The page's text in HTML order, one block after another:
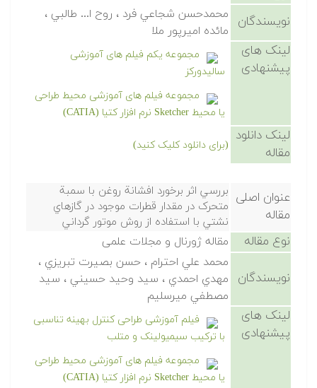
نویسندگان
محمدحسن شجاعي فرد ، روح ا... طالبي ،
مائده اميرپور ملا
لینک های
پیشنهادی
مجموعه یکم فیلم های آموزشی
سالیدورکز
مجموعه فیلم های آموزشی محیط طراحی
یا محیط Sketcher نرم افزار کتیا (CATIA)
لینک دانلود
مقاله
(برای دانلود کلیک کنید)
عنوان اصلی
مقاله
بررسي اثر برخورد افشانة روغن با سمبة
متحرک در مقدار قطرات موجود در گازهاي
نشتي با استفاده از روش موتور گرداني
نوع مقاله مقاله ژورنال و مجلات علمی
نویسندگان
محمد علي احترام ، حسن بصيرت تبريزي ،
مهدي احمدي ، سيد وحيد حسيني ، سيد
مصطفي ميرسليم
لینک های
پیشنهادی
فیلم آموزشی طراحی کنترل بهینه تناسبی
با ترکیب سیمیولینک و متلب
مجموعه فیلم های آموزشی محیط طراحی
یا محیط Sketcher نرم افزار کتیا (CATIA)